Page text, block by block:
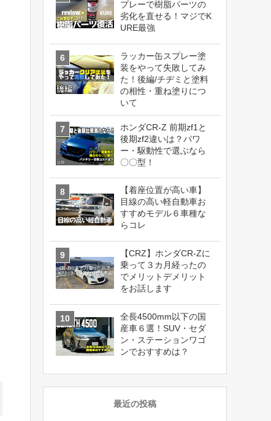
プレーで樹脂パーツの
劣化を直せる！マジでK
URE最強
ラッカー缶スプレー塗
装をやって失敗してみ
た！後編/チヂミと塗料
の相性・重ね塗りにつ
いて
ホンダCR-Z 前期zf1と
後期zf2違いは？パワ
ー・駆動性で選ぶなら
〇〇型！
【着座位置が高い車】
目線の高い軽自動車お
すすめモデル６車種な
らコレ
【CRZ】ホンダCR-Zに
乗って３カ月経ったの
でメリットデメリット
をお話します
全長4500mm以下の国
産車６選！SUV・セダ
ン・ステーションワゴ
ンでおすすめは？
最近の投稿